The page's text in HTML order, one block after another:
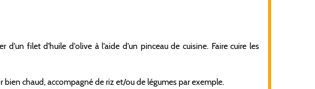
d'un filet d'huile d'olive à l'aide d'un pinceau de cuisine. Faire cuire les
chaud, accompagné de riz et/ou de légumes par exemple.